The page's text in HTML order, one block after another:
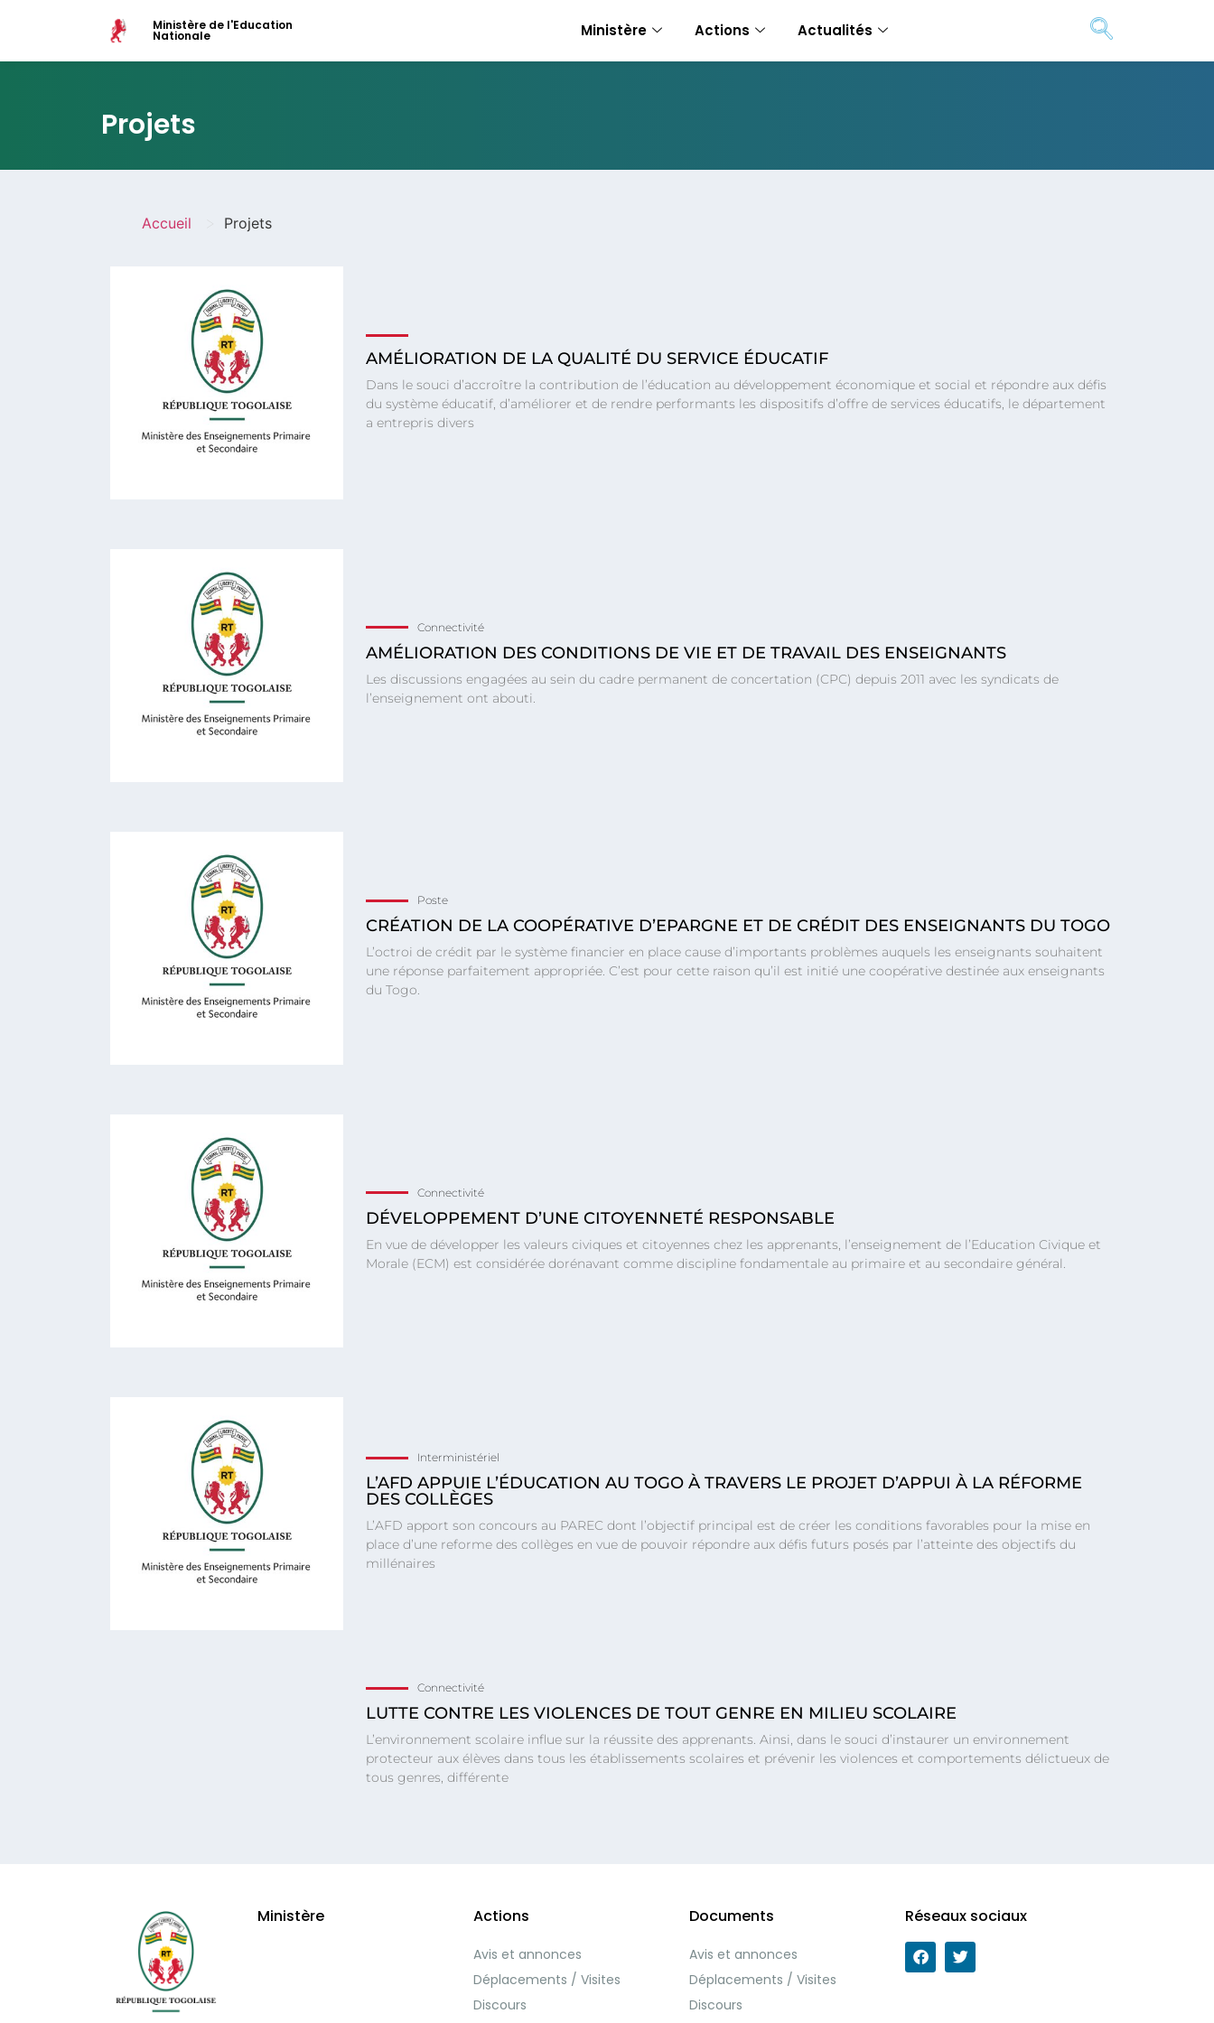
Ministère de l'Education
Nationale Ministère Actions Actualités
Projets
Accueil Projets
AMÉLIORATION DE LA QUALITÉ DU SERVICE ÉDUCATIF
Dans le souci d’accroître la contribution de l’éducation au développement économique et social et répondre aux défis
du système éducatif, d’améliorer et de rendre performants les dispositifs d’offre de services éducatifs, le département
a entrepris divers
Connectivité
AMÉLIORATION DES CONDITIONS DE VIE ET DE TRAVAIL DES ENSEIGNANTS
Les discussions engagées au sein du cadre permanent de concertation (CPC) depuis 2011 avec les syndicats de
l’enseignement ont abouti.
Poste
CRÉATION DE LA COOPÉRATIVE D’EPARGNE ET DE CRÉDIT DES ENSEIGNANTS DU TOGO
L’octroi de crédit par le système financier en place cause d’importants problèmes auquels les enseignants souhaitent
une réponse parfaitement appropriée. C’est pour cette raison qu’il est initié une coopérative destinée aux enseignants
du Togo.
Connectivité
DÉVELOPPEMENT D’UNE CITOYENNETÉ RESPONSABLE
En vue de développer les valeurs civiques et citoyennes chez les apprenants, l’enseignement de l’Education Civique et
Morale (ECM) est considérée dorénavant comme discipline fondamentale au primaire et au secondaire général.
Interministériel
L’AFD APPUIE L’ÉDUCATION AU TOGO À TRAVERS LE PROJET D’APPUI À LA RÉFORME
DES COLLÈGES
L’AFD apport son concours au PAREC dont l’objectif principal est de créer les conditions favorables pour la mise en
place d’une reforme des collèges en vue de pouvoir répondre aux défis futurs posés par l’atteinte des objectifs du
millénaires
Connectivité
LUTTE CONTRE LES VIOLENCES DE TOUT GENRE EN MILIEU SCOLAIRE
L’environnement scolaire influe sur la réussite des apprenants. Ainsi, dans le souci d’instaurer un environnement
protecteur aux élèves dans tous les établissements scolaires et prévenir les violences et comportements délictueux de
tous genres, différente
Ministère Actions
Avis et annonces
Déplacements / Visites
Discours
Documents
Avis et annonces
Déplacements / Visites
Discours
Réseaux sociaux